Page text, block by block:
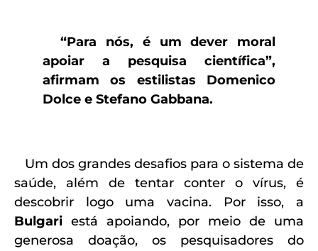
“Para nós, é um dever moral
apoiar a pesquisa científica”,
afirmam os estilistas Domenico
Dolce e Stefano Gabbana.
Um dos grandes desafios para o sistema de
saúde, além de tentar conter o vírus, é
descobrir logo uma vacina. Por isso, a
Bulgari está apoiando, por meio de uma
generosa doação, os pesquisadores do